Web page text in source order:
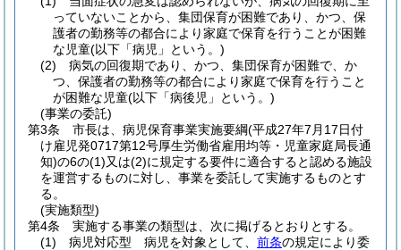
っていないことから、集団保育が困難であり、かつ、保
護者の勤務等の都合により家庭で保育を行うことが困難
な児童(以下「病児」という。)
(2)
病気の回復期であり、かつ、集団保育が困難で、か
つ、保護者の勤務等の都合により家庭で保育を行うこと
が困難な児童(以下「病後児」という。)
(事業の委託)
第3条
市長は、病児保育事業実施要綱(平成27年7月17日付
け雇児発0717第12号厚生労働省雇用均等・児童家庭局長通
知)の6の(1)又は(2)に規定する要件に適合すると認める施設
を運営するものに対し、事業を委託して実施するものとす
る。
(実施類型)
第4条
実施する事業の類型は、次に掲げるとおりとする。
(1)
病児対応型 病児を対象として、 前条の規定により委